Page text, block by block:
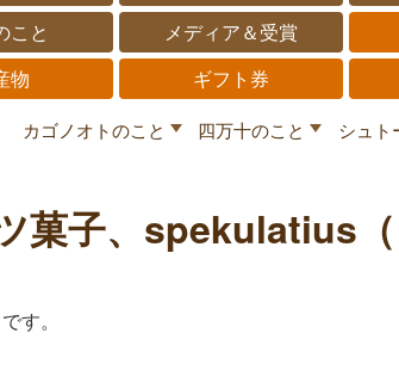
こと メディア＆受賞
物 ギフト券
カゴノオトのこと 四万十のこと シュト
菓子、spekulatius（
す。